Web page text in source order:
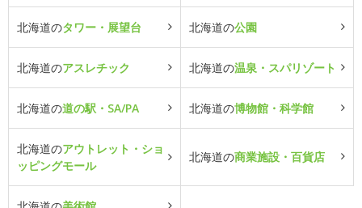
北海道のタワー・展望台 北海道の公園
北海道のアスレチック 北海道の温泉・スパリゾート
北海道の道の駅・SA/PA 北海道の博物館・科学館
北海道のアウトレット・ショ
ッピングモール
北海道の商業施設・百貨店